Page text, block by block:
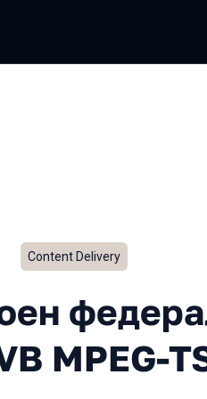
Content Delivery
MPEG-